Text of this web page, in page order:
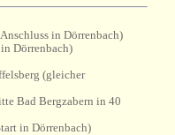
Anschluss in Dörrenbach)
in Dörrenbach)
(gleicher
Bad Bergzabern in 40
in Dörrenbach)